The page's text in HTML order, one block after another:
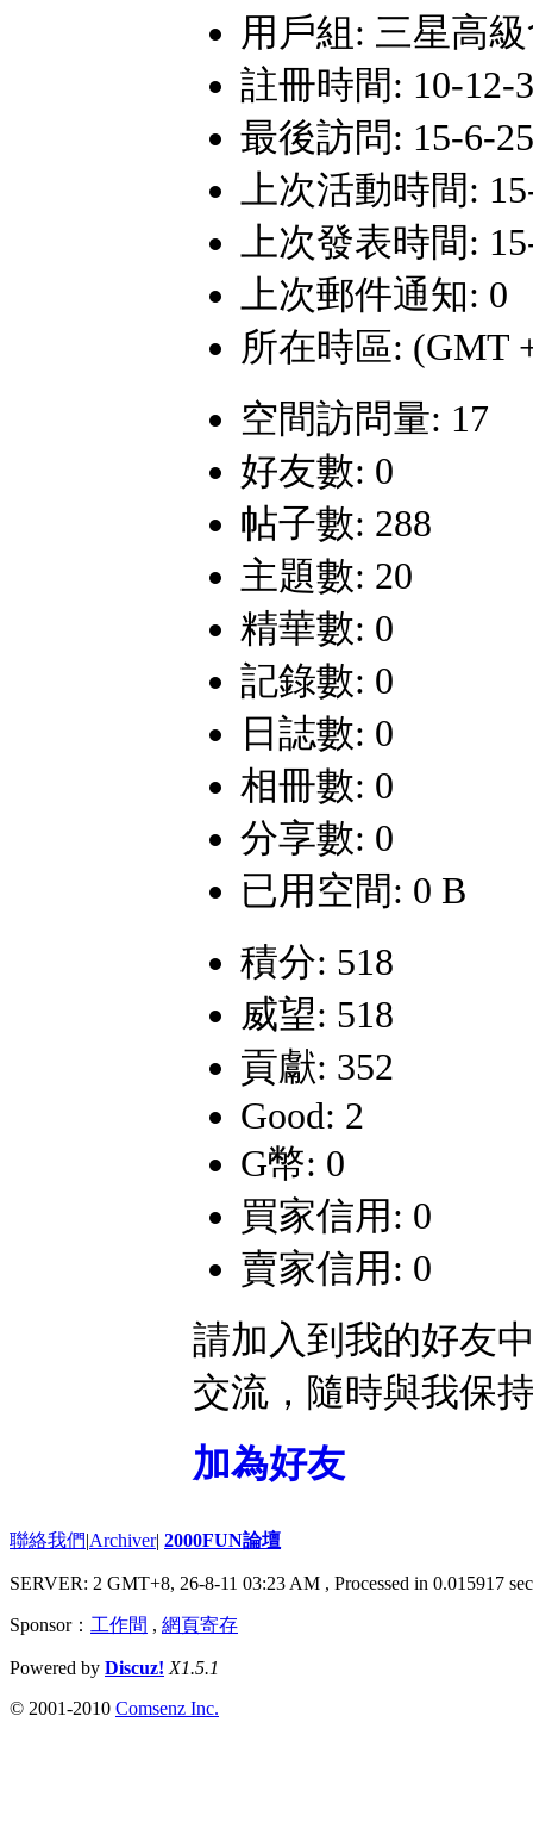
用戶組: 三星高
註冊時間: 10-12-
最後訪問: 15-6-
上次活動時間:
上次發表時間:
上次郵件通知: 0
所在時區: (GMT
空間訪問量: 17
好友數: 0
帖子數: 288
主題數: 20
精華數: 0
記錄數: 0
日誌數: 0
相冊數: 0
分享數: 0
已用空間: 0 B
積分: 518
威望: 518
貢獻: 352
Good: 2
G幣: 0
買家信用: 0
賣家信用: 0
請加入到我的好友
交流，隨時與我保
加為好友
聯絡我們|Archiver| 2000FUN論壇
SERVER: 2 GMT+8, 26-8-11 03:23 AM , Processed in 0.015917
Sponsor： 工作間 , 網頁寄存
Powered by Discuz! X1.5.1
© 2001-2010 Comsenz Inc.